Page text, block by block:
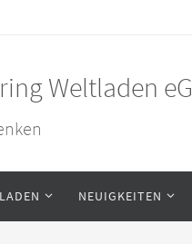
Weltladen eG
NEUIGKEITEN